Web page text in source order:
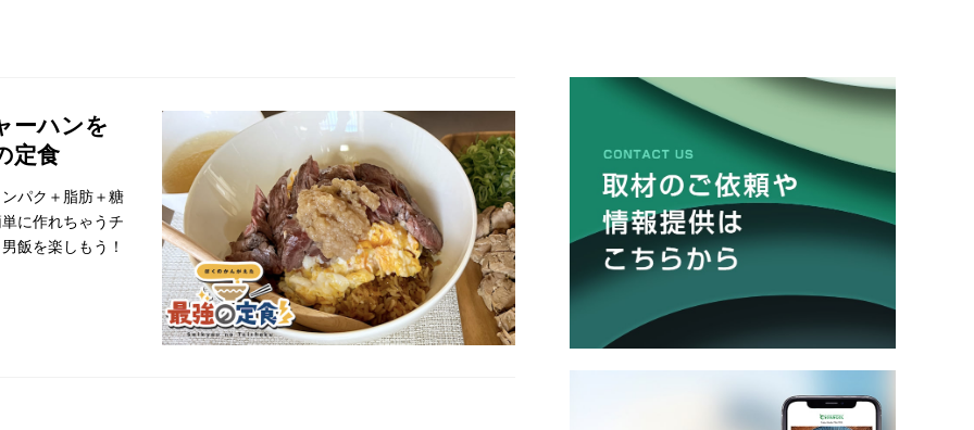
ーハンを
定食
パク＋脂肪＋糖
に作れちゃうチ
飯を楽しもう！